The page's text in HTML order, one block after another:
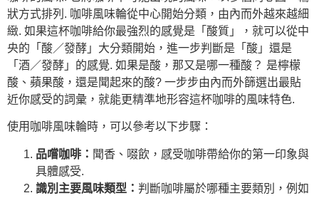
狀方式排列. 咖啡風味輪從中心開始分類，由內而外越來越細
緻. 如果這杯咖啡給你最強烈的感覺是「酸質」，就可以從中
央的「酸／發酵」大分類開始，進一步判斷是「酸」還是
「酒／發酵」的感覺. 如果是酸，那又是哪一種酸？ 是檸檬
酸、蘋果酸，還是聞起來的酸? 一步步由內而外篩選出最貼
近你感受的詞彙，就能更精準地形容這杯咖啡的風味特色.
使用咖啡風味輪時，可以參考以下步驟：
品嚐咖啡： 聞香、啜飲，感受咖啡帶給你的第一印象與
具體感受.
識別主要風味類型： 判斷咖啡屬於哪種主要類別，例如